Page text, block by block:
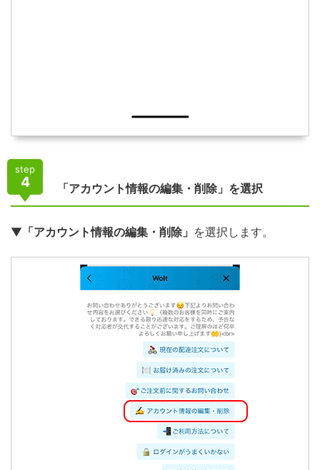
step
4 「アカウント情報の編集・削除」を選択
▼ 「アカウント情報の編集・削除」 を選択します。